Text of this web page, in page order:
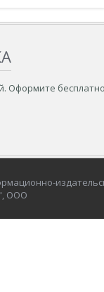
Оформите
ООО